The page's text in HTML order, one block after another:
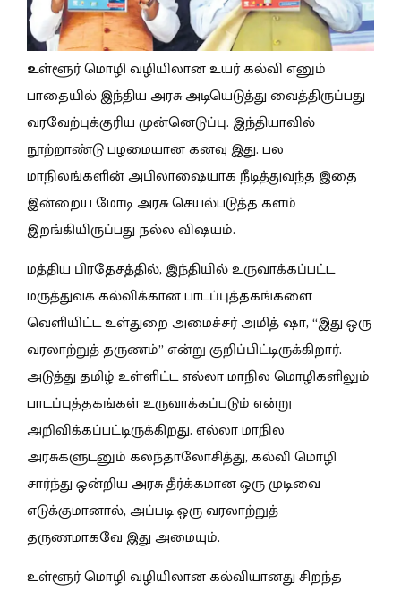
உள்ளூர் மொழி வழியிலான உயர் கல்வி எனும்
பாதையில் இந்திய அரசு அடியெடுத்து வைத்திருப்பது
வரவேற்புக்குரிய முன்னெடுப்பு. இந்தியாவில்
நூற்றாண்டு பழமையான கனவு இது. பல
மாநிலங்களின் அபிலாஷையாக நீடித்துவந்த இதை
இன்றைய மோடி அரசு செயல்படுத்த களம்
இறங்கியிருப்பது நல்ல விஷயம்.
மத்திய பிரதேசத்தில், இந்தியில் உருவாக்கப்பட்ட
மருத்துவக் கல்விக்கான பாடப்புத்தகங்களை
வெளியிட்ட உள்துறை அமைச்சர் அமித் ஷா, “இது ஒரு
வரலாற்றுத் தருணம்” என்று குறிப்பிட்டிருக்கிறார்.
அடுத்து தமிழ் உள்ளிட்ட எல்லா மாநில மொழிகளிலும்
பாடப்புத்தகங்கள் உருவாக்கப்படும் என்று
அறிவிக்கப்பட்டிருக்கிறது. எல்லா மாநில
அரசுகளுடனும் கலந்தாலோசித்து, கல்வி மொழி
சார்ந்து ஒன்றிய அரசு தீர்க்கமான ஒரு முடிவை
எடுக்குமானால், அப்படி ஒரு வரலாற்றுத்
தருணமாகவே இது அமையும்.
உள்ளூர் மொழி வழியிலான கல்வியானது சிறந்த